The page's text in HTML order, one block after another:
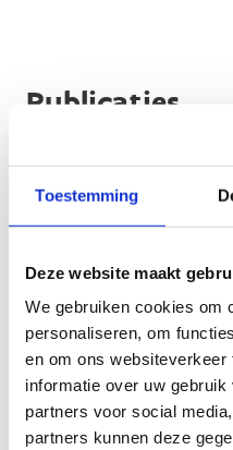
Toestemming
Deze website maakt
We gebruiken cookies om
personaliseren, om
en om ons
informatie over uw
partners voor social
partners kunnen deze
Publicaties
Geen fiches gevonden.
Extra info